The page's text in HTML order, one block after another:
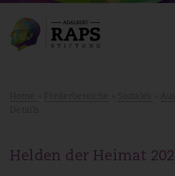
Home Förderbereiche Soziales
Details
Helden der Heimat